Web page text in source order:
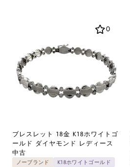
ブレスレット 18金 K18ホワイトゴ
ールド ダイヤモンド レディース
中古
ノーブランド
K18ホワイトゴールド
0